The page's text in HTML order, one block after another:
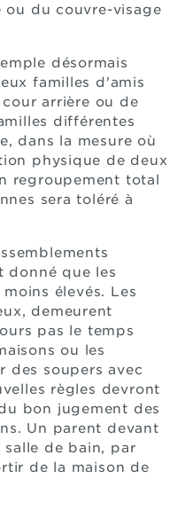
ou du couvre-visage
désormais
familles d'amis
arrière ou de
différentes
dans la mesure où
physique de deux
regroupement total
sera toléré à
donné que les
élevés. Les
demeurent
pas le temps
ou les
des soupers avec
règles devront
bon jugement des
Un parent devant
de bain, par
de la maison de